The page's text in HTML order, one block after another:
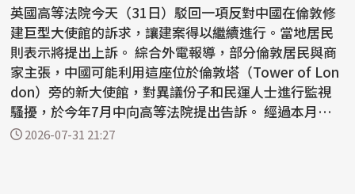
英國高等法院今天（31日）駁回一項反對中國在倫敦修
建巨型大使館的訴求，讓建案得以繼續進行。當地居民
則表示將提出上訴。 綜合外電報導，部分倫敦居民與商
家主張，中國可能利用這座位於倫敦塔（Tower of Lon
don）旁的新大使館，對異議份子和民運人士進行監視
騷擾，於今年7月中向高等法院提出告訴。 經過本月稍
早的...
2026-07-31 21:27